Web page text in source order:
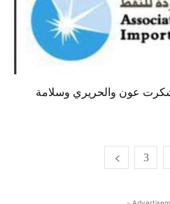
عون والحريري وسلامة
3